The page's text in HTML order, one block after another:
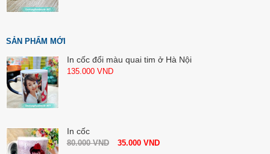
SẢN PHẨM MỚI
In cốc đổi màu quai tim ở Hà Nội
135.000 VND
In cốc
80.000VND 35.000 VND